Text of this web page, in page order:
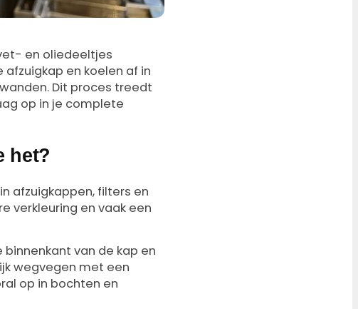
en oliedeeltjes
en koelen af in
Dit proces treedt
op in je complete
het?
afzuigkappen, filters en
verkleuring en vaak een
binnenkant van de kap en
wegvegen met een
op in bochten en